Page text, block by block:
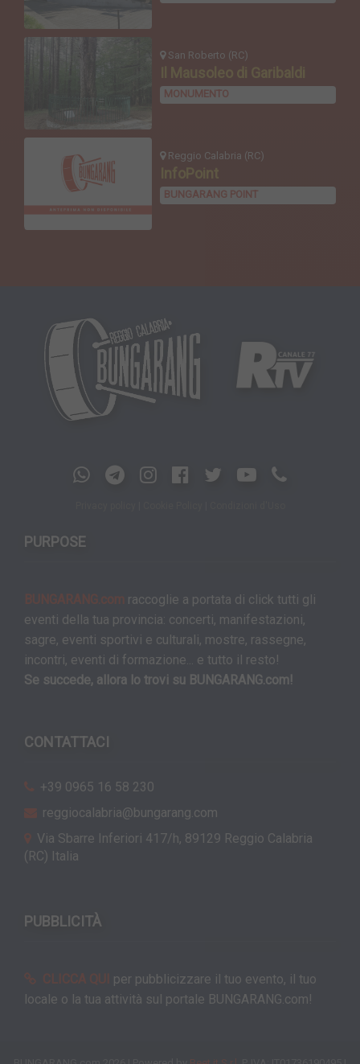
San Roberto (RC)
Il Mausoleo di Garibaldi
MONUMENTO
Reggio Calabria (RC)
InfoPoint
BUNGARANG POINT
PURPOSE
BUNGARANG.com raccoglie a portata di click tutti gli
eventi della tua provincia: concerti, manifestazioni,
sagre, eventi sportivi e culturali, mostre, rassegne,
incontri, eventi di formazione... e tutto il resto!
Se succede, allora lo trovi su BUNGARANG.com!
CONTATTACI
+39 0965 16 58 230
reggiocalabria@bungarang.com
Via Sbarre Inferiori 417/h, 89129 Reggio Calabria
(RC) Italia
PUBBLICITÀ
CLICCA QUI per pubblicizzare il tuo evento, il tuo
locale o la tua attività sul portale BUNGARANG.com!